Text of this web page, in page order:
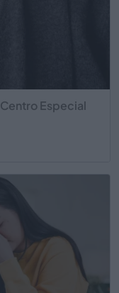
Especial